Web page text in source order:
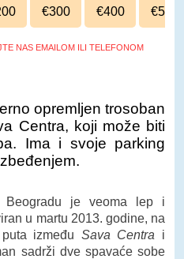
€300 €400 €500
NAS EMAILOM ILI TELEFONOM
opremljen trosoban
Centra, koji može biti
Ima i svoje parking
Beogradu je veoma lep i
u martu 2013. godine, na
između Sava Centra i
sadrži dve spavaće sobe